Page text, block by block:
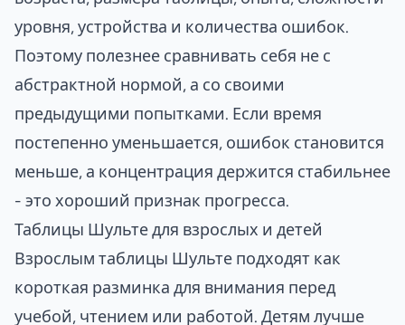
уровня, устройства и количества ошибок.
Поэтому полезнее сравнивать себя не с
абстрактной нормой, а со своими
предыдущими попытками. Если время
постепенно уменьшается, ошибок становится
меньше, а концентрация держится стабильнее
- это хороший признак прогресса.
Таблицы Шульте для взрослых и детей
Взрослым таблицы Шульте подходят как
короткая разминка для внимания перед
учебой, чтением или работой. Детям лучше